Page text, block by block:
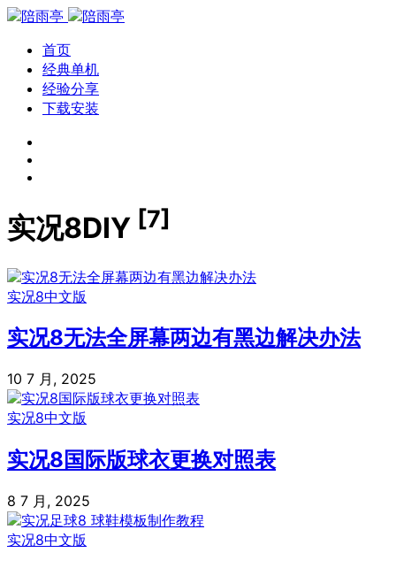
首页
经典单机
经验分享
下载安装
实况8DIY [7]
实况8中文版
实况8无法全屏幕两边有黑边解决办法
10 7 月, 2025
实况8中文版
实况8国际版球衣更换对照表
8 7 月, 2025
实况8中文版